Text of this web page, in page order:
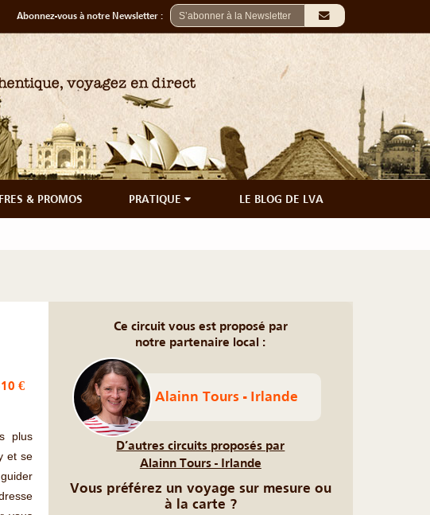
Abonnez-vous à notre Newsletter :
& PROMOS PRATIQUE LE BLOG DE LVA
€
plus
et se
Ce circuit vous est proposé par
notre partenaire local :
Alainn Tours - Irlande
D’autres circuits proposés par
Alainn Tours - Irlande
Vous préférez un voyage sur mesure ou
à la carte ?